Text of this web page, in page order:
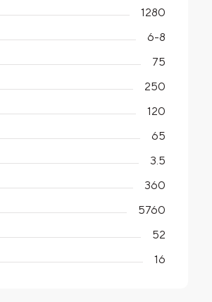
1280
6-8
75
250
120
65
3.5
360
5760
52
16